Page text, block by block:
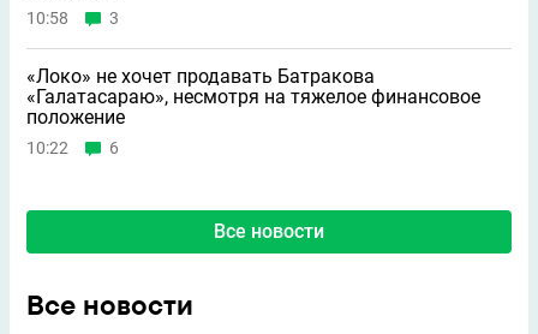
10:58 3
«Локо» не хочет продавать Батракова
«Галатасараю», несмотря на тяжелое финансовое
положение
10:22 6
Все новости
Все новости